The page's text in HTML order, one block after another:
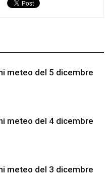
meteo del 5 dicembre
meteo del 4 dicembre
meteo del 3 dicembre